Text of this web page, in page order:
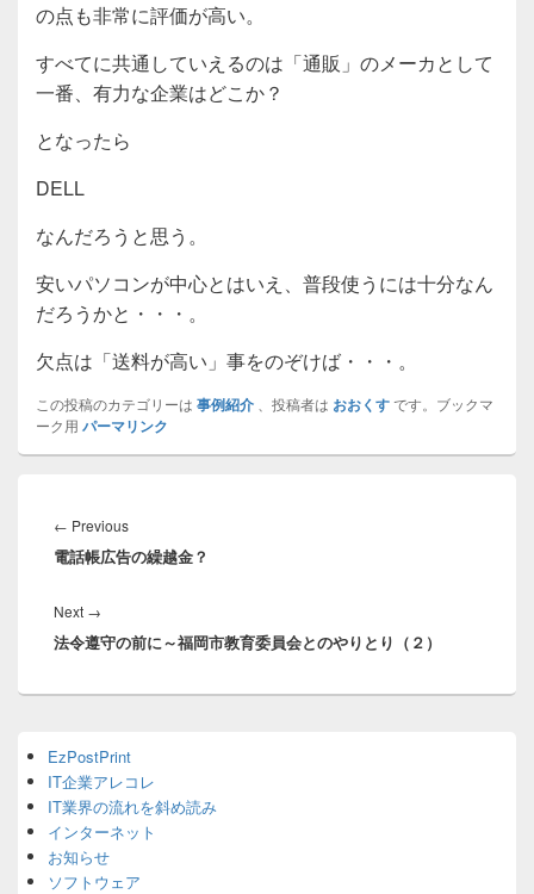
の点も非常に評価が高い。
すべてに共通していえるのは「通販」のメーカとして
一番、有力な企業はどこか？
となったら
DELL
なんだろうと思う。
安いパソコンが中心とはいえ、普段使うには十分なん
だろうかと・・・。
欠点は「送料が高い」事をのぞけば・・・。
この投稿のカテゴリーは 事例紹介 、投稿者は おおくすです。ブックマ
ーク用 パーマリンク
稿
ナ
ゲ
ー
シ
← PreviousPrevious
post:
電話帳広告の繰越金？
Next →
post:
法令遵守の前に～福岡市教育委員会とのやりとり（２）
Sidebar
Widget
Area
EzPostPrint
IT企業アレコレ
IT業界の流れを斜め読み
インターネット
お知らせ
ソフトウェア